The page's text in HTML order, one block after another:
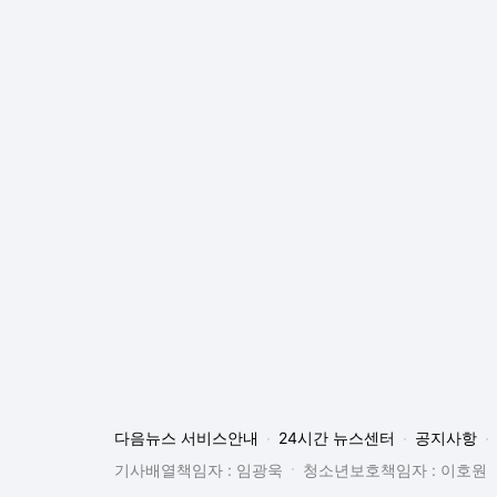
다음뉴스 서비스안내 24시간 뉴스센터 공지사항
기사배열책임자 : 임광욱
청소년보호책임자 : 이호원